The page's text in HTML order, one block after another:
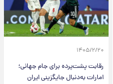
۱۴۰۵/۲/۲۰
رقابت پشت‌پرده برای جام جهانی؛
امارات به‌دنبال جایگزینی ایران